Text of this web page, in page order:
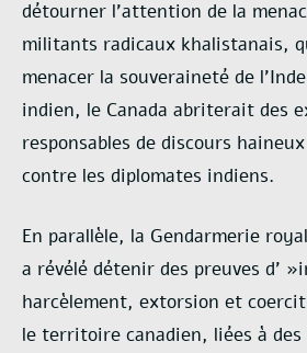
détourner l’attention de la
militants radicaux khalistanais,
menacer la souveraineté de
indien, le Canada abriterait des
responsables de discours
contre les diplomates indiens.
En parallèle, la Gendarmerie
a révélé détenir des preuves d'
harcèlement, extorsion et
le territoire canadien, liées à des